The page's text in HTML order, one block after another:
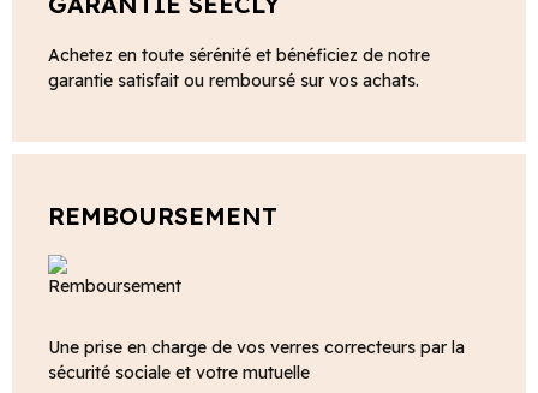
Achetez en toute sérénité et bénéficiez de notre
garantie satisfait ou remboursé sur vos achats.
REMBOURSEMENT
Une prise en charge de vos verres correcteurs par la
sécurité sociale et votre mutuelle